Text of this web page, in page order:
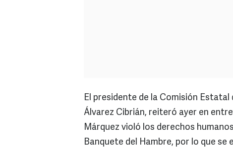
El presidente de la Comisión
Álvarez Cibrián, reiteró ayer en
Márquez violó los derechos
Banquete del Hambre, por lo que